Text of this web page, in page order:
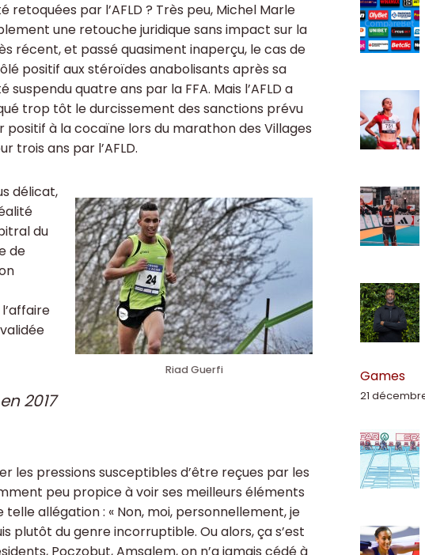
par l’AFLD ? Très peu, Michel Marle
une retouche juridique sans impact sur la
récent, et passé quasiment inaperçu, le cas de
positif aux stéroïdes anabolisants après sa
quatre ans par la FFA. Mais l’AFLD a
trop tôt le durcissement des sanctions prévu
positif à la cocaïne lors du marathon des Villages
trois ans par l’AFLD.
Riad Guerfi
délicat,
du
de
2017
pressions susceptibles d’être reçues par les
peu propice à voir ses meilleurs éléments
allégation : « Non, moi, personnellement, je
plutôt du genre incorruptible. Ou alors, ça s’est
Games
21